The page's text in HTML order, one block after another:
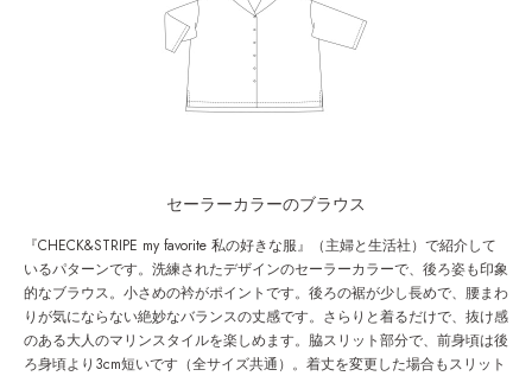
セーラーカラーのブラウス
『CHECK&STRIPE my favorite 私の好きな服』（主婦と生活社）で紹介して
いるパターンです。洗練されたデザインのセーラーカラーで、後ろ姿も印象
的なブラウス。小さめの衿がポイントです。後ろの裾が少し長めで、腰まわ
りが気にならない絶妙なバランスの丈感です。さらりと着るだけで、抜け感
のある大人のマリンスタイルを楽しめます。脇スリット部分で、前身頃は後
ろ身頃より3cm短いです（全サイズ共通）。着丈を変更した場合もスリット